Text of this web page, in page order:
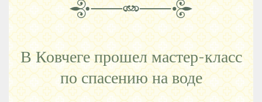
В Ковчеге прошел мастер-класс
по спасению на воде